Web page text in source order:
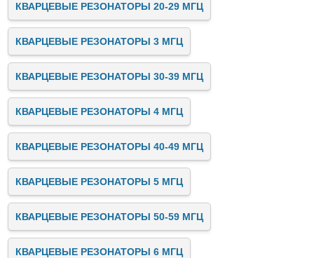
КВАРЦЕВЫЕ РЕЗОНАТОРЫ 20-29 МГЦ
КВАРЦЕВЫЕ РЕЗОНАТОРЫ 3 МГЦ
КВАРЦЕВЫЕ РЕЗОНАТОРЫ 30-39 МГЦ
КВАРЦЕВЫЕ РЕЗОНАТОРЫ 4 МГЦ
КВАРЦЕВЫЕ РЕЗОНАТОРЫ 40-49 МГЦ
КВАРЦЕВЫЕ РЕЗОНАТОРЫ 5 МГЦ
КВАРЦЕВЫЕ РЕЗОНАТОРЫ 50-59 МГЦ
КВАРЦЕВЫЕ РЕЗОНАТОРЫ 6 МГЦ